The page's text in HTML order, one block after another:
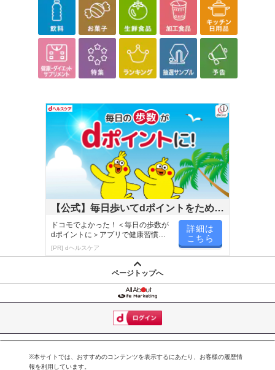
【公式】毎日歩いてdポイントをためよ
う！
ドコモでよかった！＜毎日の歩数が
dポイントに＞アプリで健康習慣が
楽しく続く！
[PR] dヘルスケア
詳細は
こちら
ページトップへ
※本サイトでは、おすすめのコンテンツを表示するにあたり、お客様の履歴情
報を利用しています。